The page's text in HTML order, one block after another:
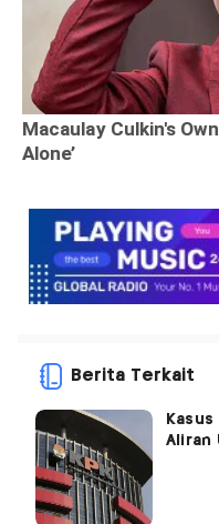
Berita Terkait
Aliran